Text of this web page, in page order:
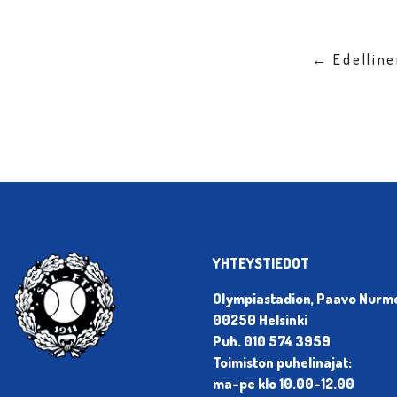
←
YHTEYSTIEDOT
Olympiastadion, Paavo
00250 Helsinki
Puh. 010 574 3959
Toimiston puhelinajat:
ma-pe klo 10.00-12.00